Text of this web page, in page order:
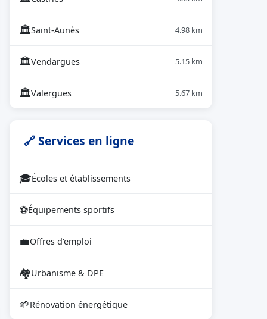
🏛Saint-Aunès 4.98 km
🏛Vendargues 5.15 km
🏛Valergues 5.67 km
🔗 Services en ligne
🎓Écoles et établissements
⚽Équipements sportifs
💼Offres d'emploi
🏘Urbanisme & DPE
🌱Rénovation énergétique